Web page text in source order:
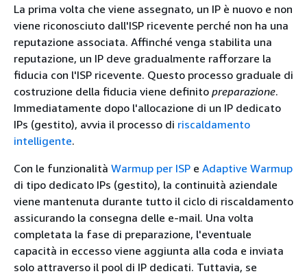
La prima volta che viene assegnato, un IP è nuovo e non
viene riconosciuto dall'ISP ricevente perché non ha una
reputazione associata. Affinché venga stabilita una
reputazione, un IP deve gradualmente rafforzare la
fiducia con l'ISP ricevente. Questo processo graduale di
costruzione della fiducia viene definito preparazione.
Immediatamente dopo l'allocazione di un IP dedicato
IPs (gestito), avvia il processo di riscaldamento
intelligente.
Con le funzionalità Warmup per ISP e Adaptive Warmup
di tipo dedicato IPs (gestito), la continuità aziendale
viene mantenuta durante tutto il ciclo di riscaldamento
assicurando la consegna delle e-mail. Una volta
completata la fase di preparazione, l'eventuale
capacità in eccesso viene aggiunta alla coda e inviata
solo attraverso il pool di IP dedicati. Tuttavia, se